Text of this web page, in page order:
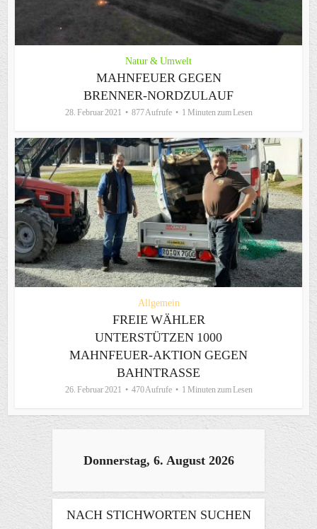
Natur & Umwelt
MAHNFEUER GEGEN
BRENNER-NORDZULAUF
28. Februar 2021 877 Aufrufe 1 Minuten zum Lesen
Allgemein
FREIE WÄHLER
UNTERSTÜTZEN 1000
MAHNFEUER-AKTION GEGEN
BAHNTRASSE
26. Februar 2021 470 Aufrufe 1 Minuten zum Lesen
Donnerstag, 6. August 2026
NACH STICHWORTEN SUCHEN